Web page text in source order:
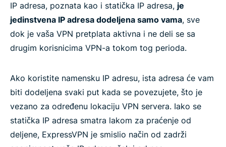
Kompatibilnost uređaja i platformi
Kako postaviti Namensku IP adresu za Windows,
Da li je namenska IP adresa odgovarajuća za vas?
Kako ExpressVPN gradi poverenje i pouzdanost
IP adresa, poznata kao i statička IP adresa, je
jedinstvena IP adresa dodeljena samo vama, sve
dok je vaša VPN pretplata aktivna i ne deli se sa
drugim korisnicima VPN-a tokom tog perioda.
Ako koristite namensku IP adresu, ista adresa će vam
biti dodeljena svaki put kada se povezujete, što je
vezano za određenu lokaciju VPN servera. Iako se
statička IP adresa smatra lakom za praćenje od
deljene, ExpressVPN je smislio način od zadrži